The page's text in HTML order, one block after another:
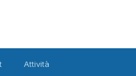
Attività